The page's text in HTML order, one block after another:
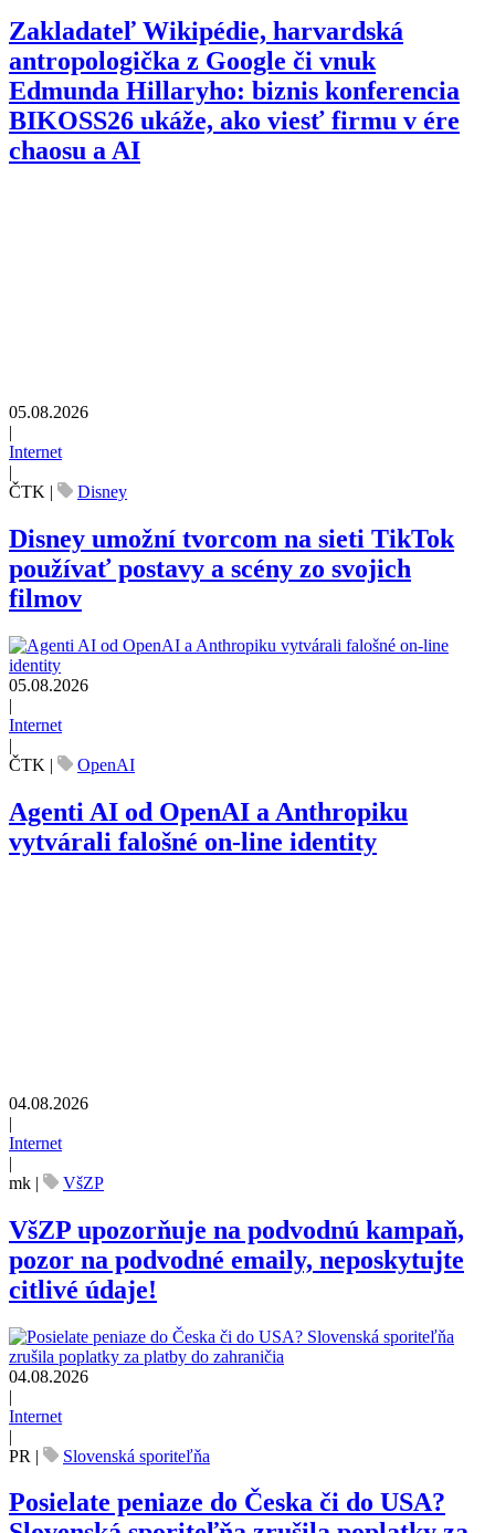
Zakladateľ Wikipédie, harvardská
antropologička z Google či vnuk
Edmunda Hillaryho: biznis konferencia
BIKOSS26 ukáže, ako viesť firmu v ére
chaosu a AI
05.08.2026
|
Internet
|
ČTK | Disney
Disney umožní tvorcom na sieti TikTok
používať postavy a scény zo svojich
filmov
05.08.2026
|
Internet
|
ČTK | OpenAI
Agenti AI od OpenAI a Anthropiku
vytvárali falošné on-line identity
04.08.2026
|
Internet
|
mk | VšZP
VšZP upozorňuje na podvodnú kampaň,
pozor na podvodné emaily, neposkytujte
citlivé údaje!
04.08.2026
|
Internet
|
PR | Slovenská sporiteľňa
Posielate peniaze do Česka či do USA?